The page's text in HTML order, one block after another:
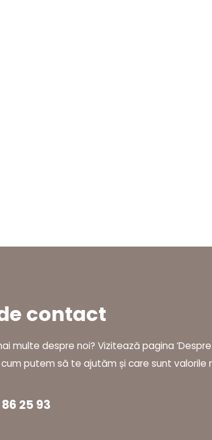
contact
multe despre noi? Vizitează pagina ‘Despre
putem să te ajutăm și care sunt valorile
86 25 93